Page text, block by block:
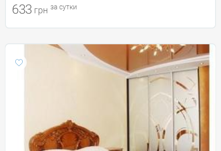
633 грн за сутки